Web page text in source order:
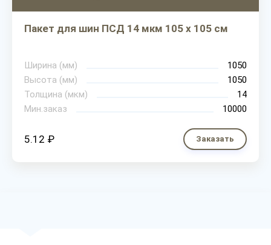
Пакет для шин ПСД 14 мкм 105 х 105 см
Ширина (мм)
1050
Высота (мм)
1050
Толщина (мкм)
14
Мин.заказ
10000
5.12 ₽ Заказать